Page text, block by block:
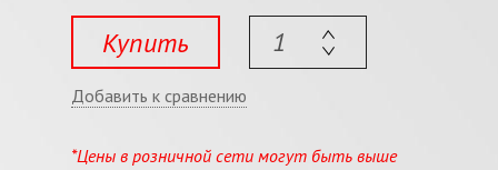
Купить
Добавить к сравнению
*Цены в розничной сети могут быть выше